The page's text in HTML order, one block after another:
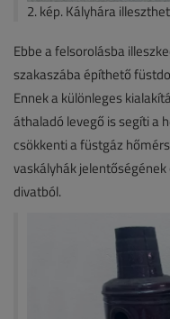
2. kép. Kályhára
Ebbe a felsorolásba
szakaszába építhető
Ennek a különleges
áthaladó levegő is segíti a
csökkenti a füstgáz
vaskályhák
divatból.